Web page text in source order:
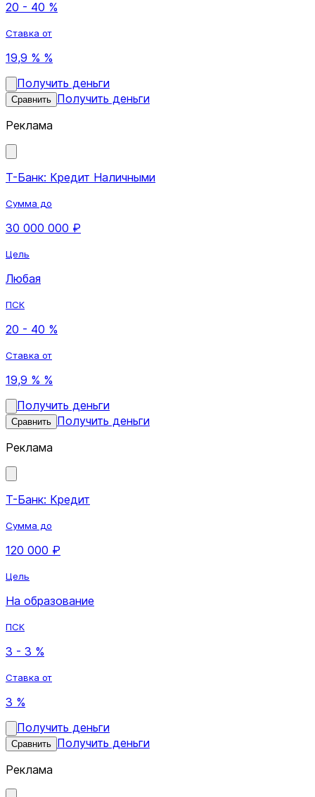
20 - 40 %
Ставка от
19,9 % %
Получить деньги
Сравнить Получить деньги
Реклама
Т-Банк: Кредит Наличными
Сумма до
30 000 000 ₽
Цель
Любая
ПСК
20 - 40 %
Ставка от
19,9 % %
Получить деньги
Сравнить Получить деньги
Реклама
Т-Банк: Кредит
Сумма до
120 000 ₽
Цель
На образование
ПСК
3 - 3 %
Ставка от
3 %
Получить деньги
Сравнить Получить деньги
Реклама